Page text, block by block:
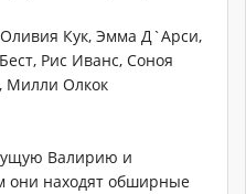
Кук, Эмма Д`Арси,
Рис Иванс, Соноя
Милли Олкок
Валирию и
они находят обширные